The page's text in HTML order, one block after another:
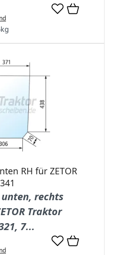
kg
RH für ZETOR
rechts
Traktor
7...